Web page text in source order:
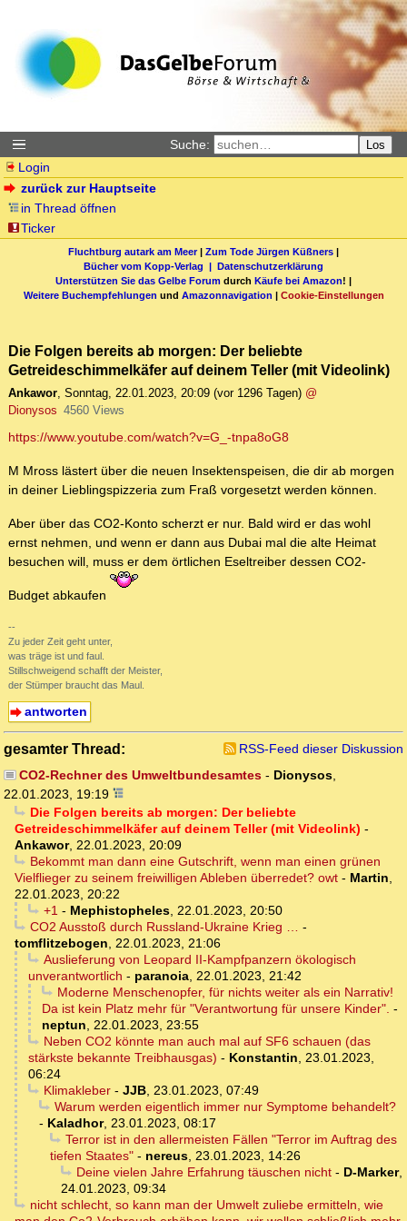
Suche: Los
Login
zurück zur Hauptseite
in Thread öffnen
Ticker
Fluchtburg autark am Meer| Zum Tode Jürgen Küßners |
Bücher vom Kopp-Verlag | Datenschutzerklärung
Unterstützen Sie das Gelbe Forum durch Käufe bei Amazon! |
Weitere Buchempfehlungen und Amazonnavigation | Cookie-Einstellungen
Die Folgen bereits ab morgen: Der beliebte
Getreideschimmelkäfer auf deinem Teller (mit Videolink)
Ankawor, Sonntag, 22.01.2023, 20:09 (vor 1296 Tagen) @
Dionysos 4560 Views
https://www.youtube.com/watch?v=G_-tnpa8oG8
M Mross lästert über die neuen Insektenspeisen, die dir ab morgen
in deiner Lieblingspizzeria zum Fraß vorgesetzt werden können.
Aber über das CO2-Konto scherzt er nur. Bald wird er das wohl
ernst nehmen, und wenn er dann aus Dubai mal die alte Heimat
besuchen will, muss er dem örtlichen Eseltreiber dessen CO2-
Budget abkaufen
--
Zu jeder Zeit geht unter,
was träge ist und faul.
Stillschweigend schafft der Meister,
der Stümper braucht das Maul.
antworten
gesamter Thread:
RSS-Feed dieser Diskussion
CO2-Rechner des Umweltbundesamtes- Dionysos,
22.01.2023, 19:19
Die Folgen bereits ab morgen: Der beliebte
Getreideschimmelkäfer auf deinem Teller (mit Videolink) -
Ankawor, 22.01.2023, 20:09
Bekommt man dann eine Gutschrift, wenn man einen grünen
Vielflieger zu seinem freiwilligen Ableben überredet? owt - Martin,
22.01.2023, 20:22
+1- Mephistopheles, 22.01.2023, 20:50
CO2 Ausstoß durch Russland-Ukraine Krieg … -
tomflitzebogen, 22.01.2023, 21:06
Auslieferung von Leopard II-Kampfpanzern ökologisch
unverantwortlich - paranoia, 22.01.2023, 21:42
Moderne Menschenopfer, für nichts weiter als ein Narrativ!
Da ist kein Platz mehr für "Verantwortung für unsere Kinder". -
neptun, 22.01.2023, 23:55
Neben CO2 könnte man auch mal auf SF6 schauen (das
stärkste bekannte Treibhausgas) - Konstantin, 23.01.2023,
06:24
Klimakleber- JJB, 23.01.2023, 07:49
Warum werden eigentlich immer nur Symptome behandelt?
- Kaladhor, 23.01.2023, 08:17
Terror ist in den allermeisten Fällen "Terror im Auftrag des
tiefen Staates" - nereus, 23.01.2023, 14:26
Deine vielen Jahre Erfahrung täuschen nicht- D-Marker,
24.01.2023, 09:34
nicht schlecht, so kann man der Umwelt zuliebe ermitteln, wie